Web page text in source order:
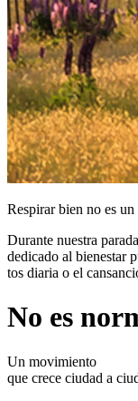
Respirar bien no es
Durante nuestra
dedicado al bienestar
tos diaria o el
No es
Un movimiento
que crece ciudad a